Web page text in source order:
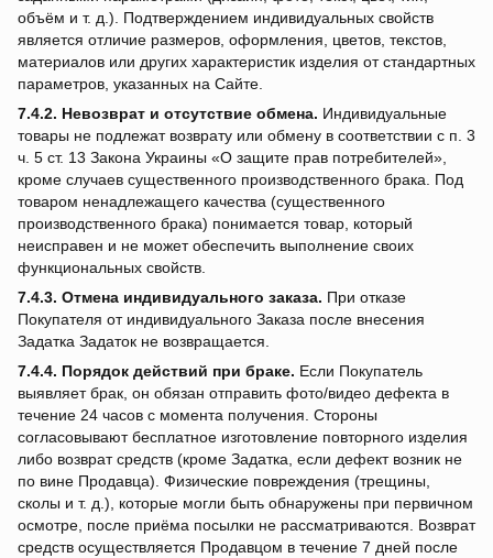
объём и т. д.). Подтверждением индивидуальных свойств
является отличие размеров, оформления, цветов, текстов,
материалов или других характеристик изделия от стандартных
параметров, указанных на Сайте.
7.4.2. Невозврат и отсутствие обмена. Индивидуальные
товары не подлежат возврату или обмену в соответствии с п. 3
ч. 5 ст. 13 Закона Украины «О защите прав потребителей»,
кроме случаев существенного производственного брака. Под
товаром ненадлежащего качества (существенного
производственного брака) понимается товар, который
неисправен и не может обеспечить выполнение своих
функциональных свойств.
7.4.3. Отмена индивидуального заказа. При отказе
Покупателя от индивидуального Заказа после внесения
Задатка Задаток не возвращается.
7.4.4. Порядок действий при браке. Если Покупатель
выявляет брак, он обязан отправить фото/видео дефекта в
течение 24 часов с момента получения. Стороны
согласовывают бесплатное изготовление повторного изделия
либо возврат средств (кроме Задатка, если дефект возник не
по вине Продавца). Физические повреждения (трещины,
сколы и т. д.), которые могли быть обнаружены при первичном
осмотре, после приёма посылки не рассматриваются. Возврат
средств осуществляется Продавцом в течение 7 дней после